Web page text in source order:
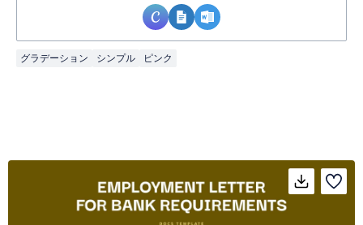
グラデーション シンプル ピンク